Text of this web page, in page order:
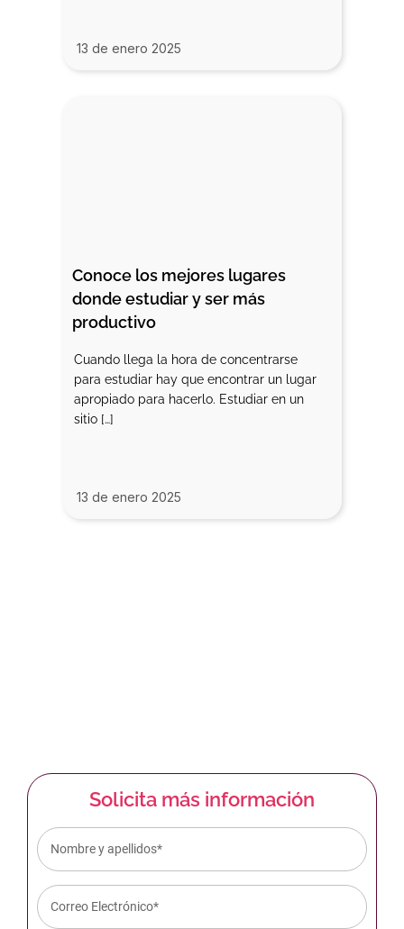
13 de enero 2025
Conoce los mejores lugares
donde estudiar y ser más
productivo
Cuando llega la hora de concentrarse
para estudiar hay que encontrar un lugar
apropiado para hacerlo. Estudiar en un
sitio […]
13 de enero 2025
Solicita más información